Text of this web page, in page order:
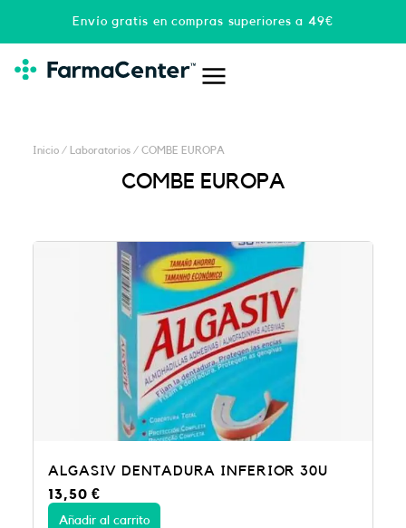
Envío gratis en compras superiores a 49€
Inicio / Laboratorios / COMBE EUROPA
COMBE EUROPA
ALGASIV DENTADURA INFERIOR 30U
13,50€
Añadir al carrito